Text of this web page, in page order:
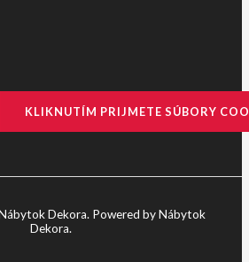
KLIKNUTÍM PRIJMETE SÚBORY
Dekora. Powered by Nábytok
Dekora.